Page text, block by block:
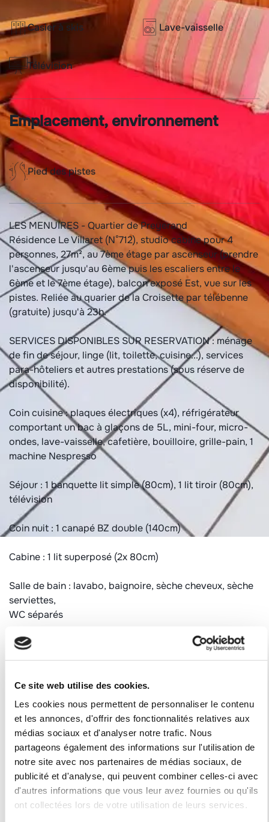
Ce site web utilise des cookies.
Les cookies nous permettent de personnaliser le contenu
et les annonces, d'offrir des fonctionnalités relatives aux
médias sociaux et d'analyser notre trafic. Nous
partageons également des informations sur l'utilisation de
notre site avec nos partenaires de médias sociaux, de
publicité et d'analyse, qui peuvent combiner celles-ci avec
d'autres informations que vous leur avez fournies ou qu'ils
ont collectées lors de votre utilisation de leurs services.
Casier à skis Lave-vaisselle
Télévision
Emplacement, environnement
Pied des pistes
LES MENUIRES - Quartier de Preyerand
Résidence Le Villaret (N°712), studio cabine pour 4
personnes, 27m², au 7ème étage par ascenseur (prendre
l'ascenseur jusqu'au 6ème puis les escaliers entre le
6ème et le 7ème étage), balcon exposé Est, vue sur les
pistes. Reliée au quarier de la Croisette par télébenne
(gratuite) jusqu'à 23h.
SERVICES DISPONIBLES SUR RESERVATION : ménage
de fin de séjour, linge (lit, toilette, cuisine...), services
para-hôteliers et autres prestations (sous réserve de
disponibilité).
Coin cuisine : plaques électriques (x4), réfrigérateur
comportant un bac à glaçons de 5L, mini-four, micro-
ondes, lave-vaisselle, cafetière, bouilloire, grille-pain, 1
machine Nespresso
Séjour : 1 banquette lit simple (80cm), 1 lit tiroir (80cm),
télévision
Coin nuit : 1 canapé BZ double (140cm)
Cabine : 1 lit superposé (2x 80cm)
Salle de bain : lavabo, baignoire, sèche cheveux, sèche
serviettes,
WC séparés
Informations complémentaires :
Animaux refusés
Equipé de couvertures
Casier à ski au 1er étage fermé. Accès avec unen badge
Catégorie : ECONOMIQUE
Label qualité station : 1 flocon "Bronze"
Numéro d'enregistrement
73257002295MX